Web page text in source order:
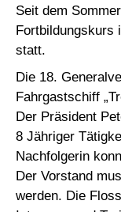
Seit dem
Fortbildungskurs
statt.
Die 18.
Fahrgastschiff
Der Präsident
8 Jähriger
Nachfolgerin
Der Vorstand
werden. Die